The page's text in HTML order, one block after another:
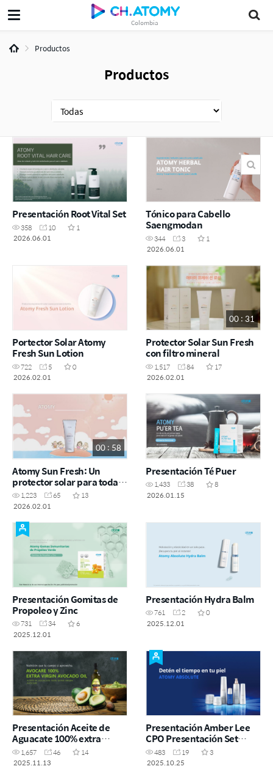
Colombia
Productos
Productos
Presentación Root Vital Set
358 10
1
2026.06.01
Tónico para Cabello
Saengmodan
344 3
1
2026.06.01
Portector Solar Atomy
Fresh Sun Lotion
722 5
0
2026.02.01
00 : 31
Protector Solar Sun Fresh
con filtro mineral
1,517 84
17
2026.02.01
00 : 58
Atomy Sun Fresh: Un
protector solar para toda la
familia
1,223 65
13
2026.02.01
Presentación Té Puer
1,433 38
8
2026.01.15
Presentación Gomitas de
Propoleo y Zinc
731 34
6
2025.12.01
Presentación Hydra Balm
761 2
0
2025.12.01
Presentación Aceite de
Aguacate 100% extra
virgen
1,657 46
14
2025.11.13
Presentación Amber Lee
CPO Presentación Set
Absolute y The fame
Octubre 2025
483 19
3
2025.10.25